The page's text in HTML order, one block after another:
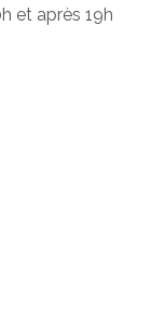
et après 19h